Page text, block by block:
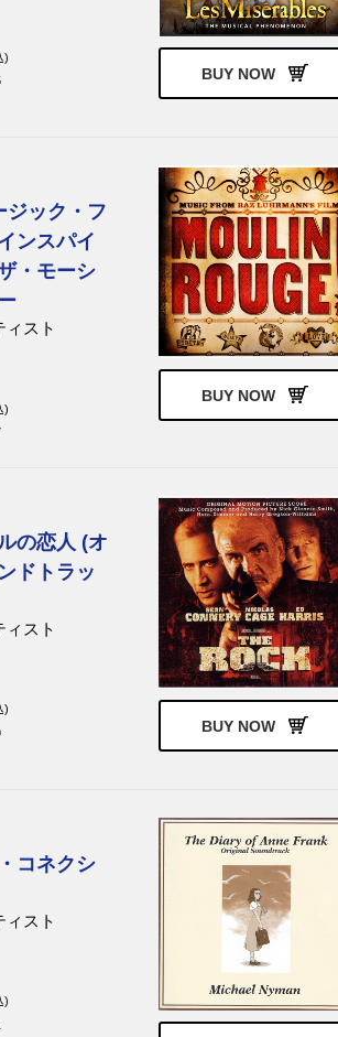
)
BUY NOW
ジック・フ
ンスパイ
・モーシ
ィスト
)
BUY NOW
の恋人 (オ
ドトラッ
ィスト
)
BUY NOW
コネクシ
ィスト
)